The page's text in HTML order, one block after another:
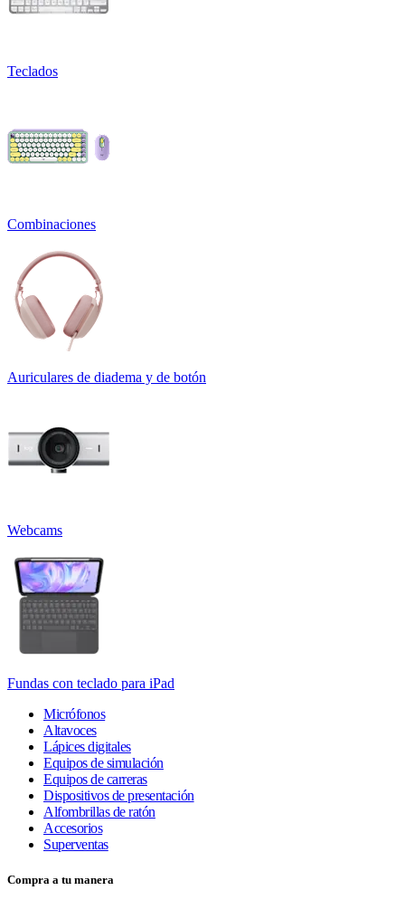
Teclados
Combinaciones
Auriculares de diadema y de botón
Webcams
Fundas con teclado para iPad
Micrófonos
Altavoces
Lápices digitales
Equipos de simulación
Equipos de carreras
Dispositivos de presentación
Alfombrillas de ratón
Accesorios
Superventas
Compra a tu manera